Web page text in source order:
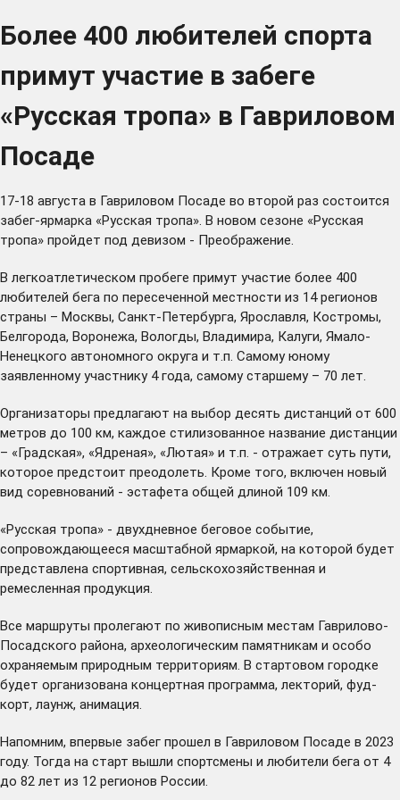
Более 400 любителей спорта
примут участие в забеге
«Русская тропа» в Гавриловом
Посаде
17-18 августа в Гавриловом Посаде во второй раз состоится
забег-ярмарка «Русская тропа». В новом сезоне «Русская
тропа» пройдет под девизом - Преображение.
В легкоатлетическом пробеге примут участие более 400
любителей бега по пересеченной местности из 14 регионов
страны – Москвы, Санкт-Петербурга, Ярославля, Костромы,
Белгорода, Воронежа, Вологды, Владимира, Калуги, Ямало-
Ненецкого автономного округа и т.п. Самому юному
заявленному участнику 4 года, самому старшему – 70 лет.
Организаторы предлагают на выбор десять дистанций от 600
метров до 100 км, каждое стилизованное название дистанции
– «Градская», «Ядреная», «Лютая» и т.п. - отражает суть пути,
которое предстоит преодолеть. Кроме того, включен новый
вид соревнований - эстафета общей длиной 109 км.
«Русская тропа» - двухдневное беговое событие,
сопровождающееся масштабной ярмаркой, на которой будет
представлена спортивная, сельскохозяйственная и
ремесленная продукция.
Все маршруты пролегают по живописным местам Гаврилово-
Посадского района, археологическим памятникам и особо
охраняемым природным территориям. В стартовом городке
будет организована концертная программа, лекторий, фуд-
корт, лаунж, анимация.
Напомним, впервые забег прошел в Гавриловом Посаде в 2023
году. Тогда на старт вышли спортсмены и любители бега от 4
до 82 лет из 12 регионов России.